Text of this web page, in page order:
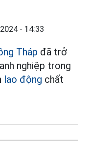
- 14:33
Tháp đã trở
nghiệp trong
lao động chất